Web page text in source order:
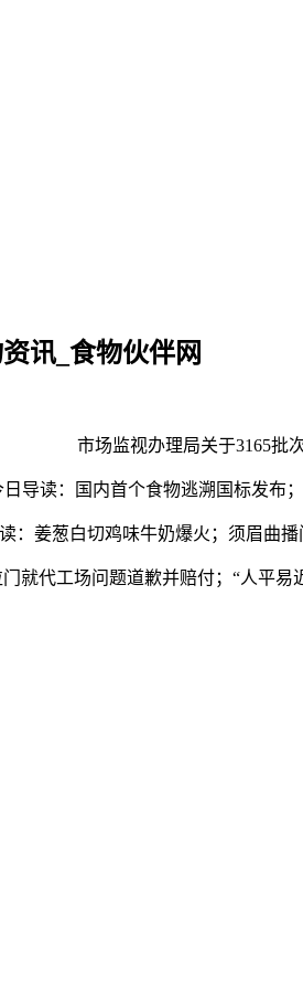
讯_食物伙伴网
市场监视办理局关于3165批次
读：国内首个食物逃溯国标发布；
姜葱白切鸡味牛奶爆火；须眉曲播
代工场问题道歉并赔付；“人平易近